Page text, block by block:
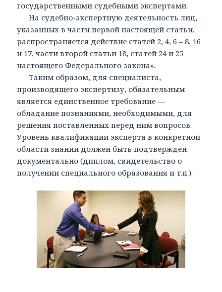
государственными судебными экспертами.
На судебно-экспертную деятельность лиц,
указанных в части первой настоящей статьи,
распространяется действие статей 2, 4, 6 – 8, 16
и 17, части второй статьи 18, статей 24 и 25
настоящего Федерального закона».
Таким образом, для специалиста,
производящего экспертизу, обязательным
является единственное требование —
обладание познаниями, необходимыми, для
решения поставленных перед ним вопросов.
Уровень квалификации эксперта в конкретной
области знаний должен быть подтвержден
документально (диплом, свидетельство о
получении специального образования и т.п.).